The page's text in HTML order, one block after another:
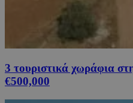
3 τουριστικά χωράφια
€500,000